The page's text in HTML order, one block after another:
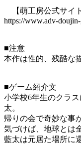
【萌工房公式サイト
https://www.adv-
■注意
本作は性的、残酷な
■ゲーム紹介文
小学校6年生のクラ
太。
帰りの会で奇妙な事
気づけば、地球とは
藍太は元居た場所に